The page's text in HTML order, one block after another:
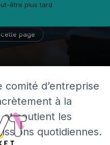
page
d’entreprise
à la
et soutient les
quotidiennes.
être plus tard